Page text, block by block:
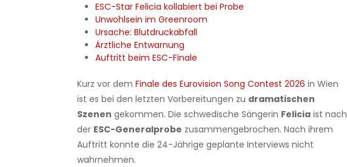
ESC-Star Felicia kollabiert bei Probe
Unwohlsein im Greenroom
Ursache: Blutdruckabfall
Ärztliche Entwarnung
Auftritt beim ESC-Finale
Kurz vor dem Finale des Eurovision Song Contest 2026 in Wien
ist es bei den letzten Vorbereitungen zu dramatischen
Szenen gekommen. Die schwedische Sängerin Feliciaist nach
der ESC-Generalprobe zusammengebrochen. Nach ihrem
Auftritt konnte die 24-Jährige geplante Interviews nicht
wahrnehmen.